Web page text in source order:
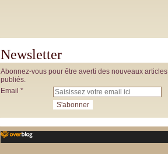
Newsletter
Abonnez-vous pour être averti des nouveaux articles
publiés.
Email